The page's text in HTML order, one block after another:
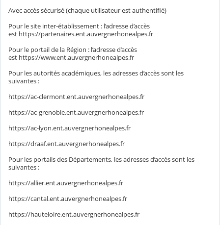
Avec accès sécurisé (chaque utilisateur est authentifié)
Pour le site inter-établissement : l’adresse d’accès
est https://partenaires.ent.auvergnerhonealpes.fr
Pour le portail de la Région : l’adresse d’accès
est https://www.ent.auvergnerhonealpes.fr
Pour les autorités académiques, les adresses d’accès sont les
suivantes :
https://ac-clermont.ent.auvergnerhonealpes.fr
https://ac-grenoble.ent.auvergnerhonealpes.fr
https://ac-lyon.ent.auvergnerhonealpes.fr
https://draaf.ent.auvergnerhonealpes.fr
Pour les portails des Départements, les adresses d’accès sont les
suivantes :
https://allier.ent.auvergnerhonealpes.fr
https://cantal.ent.auvergnerhonealpes.fr
https://hauteloire.ent.auvergnerhonealpes.fr